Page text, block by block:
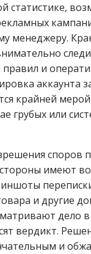
статистике,
менеджеру.
и
аккаунта
крайней
грубых или
споров
имеют
и другие
дело
вердикт.
и